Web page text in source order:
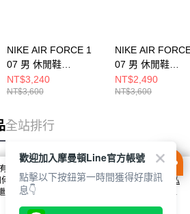
NIKE AIR FORCE 1
07 男 休閒鞋
CW2288111
NT$3,240
NT$3,600
NIKE AIR
07 男 休閒鞋
FJ4146122
NT$2,490
NT$3,600
全站排行
關本網站使用 cookie 方式之詳情，及若您不希
變更電腦的 cookie 設定，請參閱本網站「
隱私
續使用本網站即表示您同意本公司得按本網站使
。
歡迎加入摩曼頓Line官方帳號
點擊以下按鈕第一時間獲得好康訊
息👇